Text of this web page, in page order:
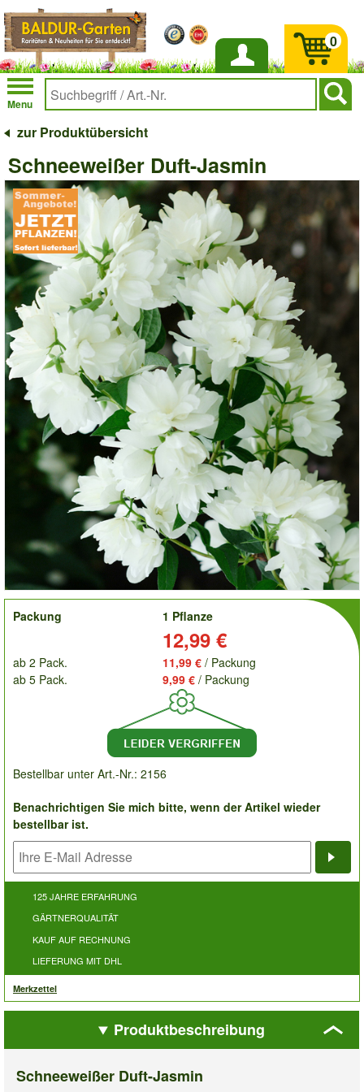
Anmelden
Menu
0
zur Produktübersicht
Schneeweißer Duft-Jasmin
order
Packung
1 Pflanze
12,99 €
ab 2 Pack. 11,99 € / Packung
ab 5 Pack.
9,99 € / Packung
Bestellbar unter Art.-Nr.: 2156
Benachrichtigen Sie mich bitte, wenn der Artikel wieder
bestellbar ist.
125 JAHRE ERFAHRUNG
GÄRTNERQUALITÄT
KAUF AUF RECHNUNG
LIEFERUNG MIT DHL
Merkzettel
Produktbeschreibung
Schneeweißer Duft-Jasmin